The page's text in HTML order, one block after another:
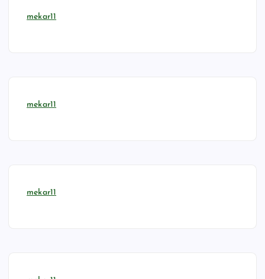
mekar11
mekar11
mekar11